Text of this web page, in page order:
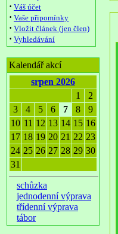
· Váš účet
· Vaše připomínky
· Vložit článek (jen člen)
· Vyhledávání
Kalendář akcí
srpen 2026
1
2
3
4 5 6 7 8
9
10 11 12 13 14 15 16
17 18 19 20 21 22 23
24 25 26 27 28 29 30
31
schůzka
jednodenní výprava
třídenní výprava
tábor